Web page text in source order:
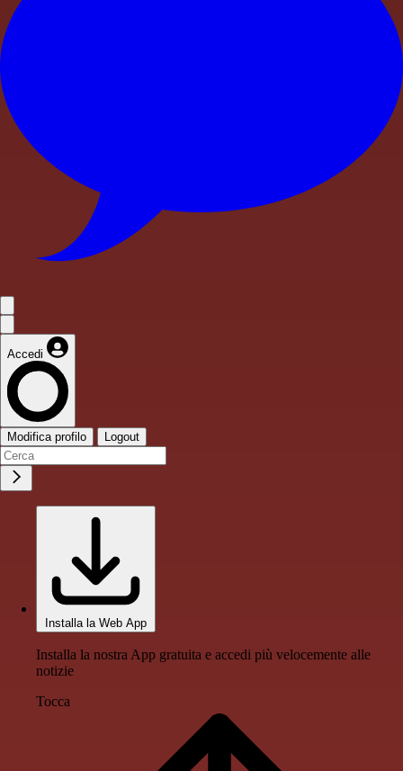
Accedi
Modifica profilo Logout
Installa la Web App
Installa la nostra App gratuita e accedi più velocemente alle
notizie
Tocca